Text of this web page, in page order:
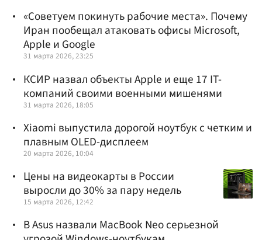
«Советуем покинуть рабочие места». Почему
Иран пообещал атаковать офисы Microsoft,
Apple и Google
31 марта 2026, 23:25
КСИР назвал объекты Apple и еще 17 IT-
компаний своими военными мишенями
31 марта 2026, 18:05
Xiaomi выпустила дорогой ноутбук с четким и
плавным OLED-дисплеем
20 марта 2026, 10:04
Цены на видеокарты в России
выросли до 30% за пару недель
15 марта 2026, 12:42
В Asus назвали MacBook Neo серьезной